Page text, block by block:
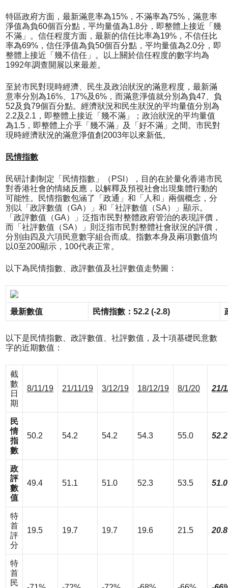
特區政府方面，最新滿意率為15%，不滿率為75%，滿意率
淨值為負60個百分點，平均量值為1.8分，即整體上接近「幾
不滿」。信任程度方面，最新的信任比率為19%，不信任比
率為69%，信任淨值為負50個百分點，平均量值為2.0分，即
整體上接近「幾不信任」。以上關於信任程度的數字均為
1992年調查開展以來最差。
至於市民對現時經濟、民生及政治狀況的滿意程度，最新滿
意率分別為16%、17%及6%，而滿意淨值就分別為負47、負
52及負79個百分點。經濟狀況和民生狀況的平均量值分別為
2.2及2.1，即整體上接近「幾不滿」；政治狀況的平均量值
為1.5，即整體上介乎「幾不滿」及「好不滿」之間。市民對
現時經濟狀況的滿意淨值創2003年以來新低。
民情指數
民研計劃制定「民情指數」（PSI），目的在於量化香港市民
對香港社會的情緒反應，以解釋及預視社會出現集體行動的
可能性。民情指數包涵了「政通」和「人和」兩個概念，分
別以「政評數值（GA）」和「社評數值（SA）」顯示。
「政評數值（GA）」泛指市民對整體政府管治的表現評價，
而「社評數值（SA）」則泛指市民對整體社會狀況的評價，
分別由四及六項民意數字組合而成。指數本身及兩項數值均
以0至200顯示，100代表正常。
以下為民情指數、政評數值及社評數值走勢圖：
最新數值 民情指數：52.2 (-2.8)
以下是民情指數、政評數值、社評數值，及十項基礎民意數
字的近期數值：
截
數
日
期
8/11/19 21/11/19 3/12/19 18/12/19 8/1/20 21/
民
情
指
數
50.2 54.2 54.2 54.3 55.0 52.2
政
評
數
值
49.4 51.1 51.0 52.3 53.5 51.0
特
首
評
分
19.5 19.7 19.7 19.6 21.5 20.8
特
首
民